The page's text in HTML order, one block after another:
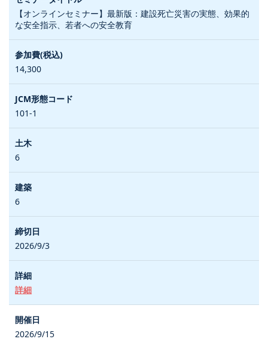
【オンラインセミナー】最新版：建設死亡災害の実態、効果的
な安全指示、若者への安全教育
14,300
101-1
6
6
2026/9/3
詳細
2026/9/15